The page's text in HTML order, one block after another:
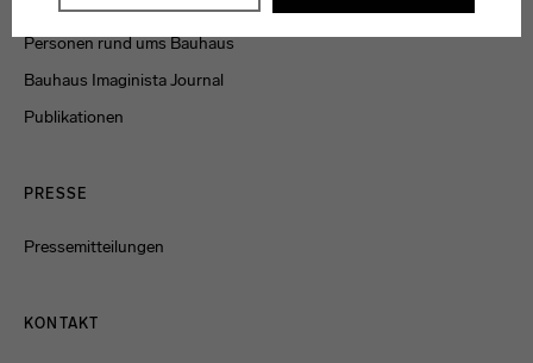
Personen rund ums Bauhaus
Bauhaus Imaginista Journal
Publikationen
PRESSE
Pressemitteilungen
KONTAKT